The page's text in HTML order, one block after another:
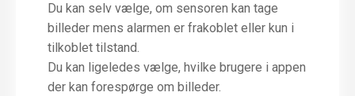
Du kan selv vælge, om sensoren kan tage
billeder mens alarmen er frakoblet eller kun i
tilkoblet tilstand.
Du kan ligeledes vælge, hvilke brugere i appen
der kan forespørge om billeder.